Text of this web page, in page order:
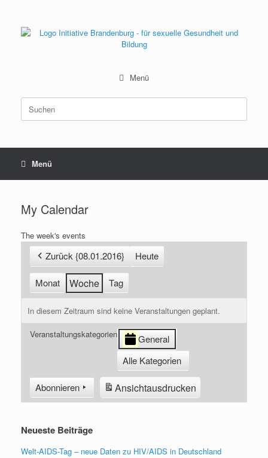
springen
Menü
Suchen
nach:
Menü
My Calendar
The week's events
Zurück {08.01.2016} Heute
Monat Woche Tag
In diesem Zeitraum sind keine Veranstaltungen geplant.
Veranstaltungskategorien
General
Alle Kategorien
Abonnieren Ansichtausdrucken
Neueste Beiträge
Welt-AIDS-Tag – neue Daten zu HIV/AIDS in Deutschland